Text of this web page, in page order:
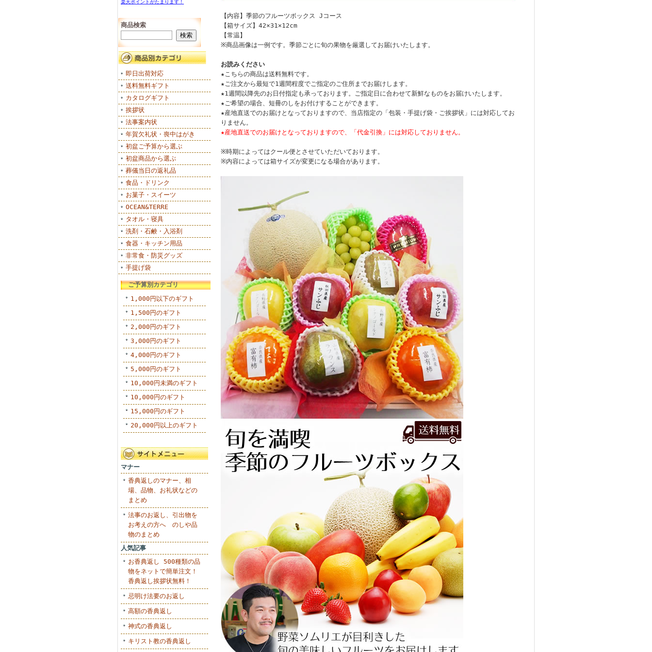
楽天ポイントがたまります！
商品検索
即日出荷対応
送料無料ギフト
カタログギフト
挨拶状
法事案内状
年賀欠礼状・喪中はがき
初盆ご予算から選ぶ
初盆商品から選ぶ
葬儀当日の返礼品
食品・ドリンク
お菓子・スイーツ
OCEAN&TERRE
タオル・寝具
洗剤・石鹸・入浴剤
食器・キッチン用品
非常食・防災グッズ
手提げ袋
ご予算別カテゴリ
1,000円以下のギフト
1,500円のギフト
2,000円のギフト
3,000円のギフト
4,000円のギフト
5,000円のギフト
10,000円未満のギフト
10,000円のギフト
15,000円のギフト
20,000円以上のギフト
マナー
香典返しのマナー、相
場、品物、お礼状などの
まとめ
法事のお返し、引出物を
お考えの方へ のしや品
物のまとめ
人気記事
お香典返し 500種類の品
物をネットで簡単注文！
香典返し挨拶状無料！
忌明け法要のお返し
高額の香典返し
神式の香典返し
キリスト教の香典返し
【内容】季節のフルーツボックス Jコース
【箱サイズ】42×31×12cm
【常温】
※商品画像は一例です。季節ごとに旬の果物を厳選してお届けいたします。
お読みください
★こちらの商品は送料無料です。
★ご注文から最短で1週間程度でご指定のご住所までお届けします。
★1週間以降先のお日付指定も承っております。ご指定日に合わせて新鮮なものをお届けいたします。
★ご希望の場合、短冊のしをお付けすることができます。
★産地直送でのお届けとなっておりますので、当店指定の「包装・手提げ袋・ご挨拶状」には対応してお
りません。
★産地直送でのお届けとなっておりますので、「代金引換」には対応しておりません。
※時期によってはクール便とさせていただいております。
※内容によっては箱サイズが変更になる場合があります。